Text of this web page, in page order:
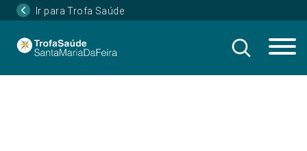
Ir para Trofa Saúde